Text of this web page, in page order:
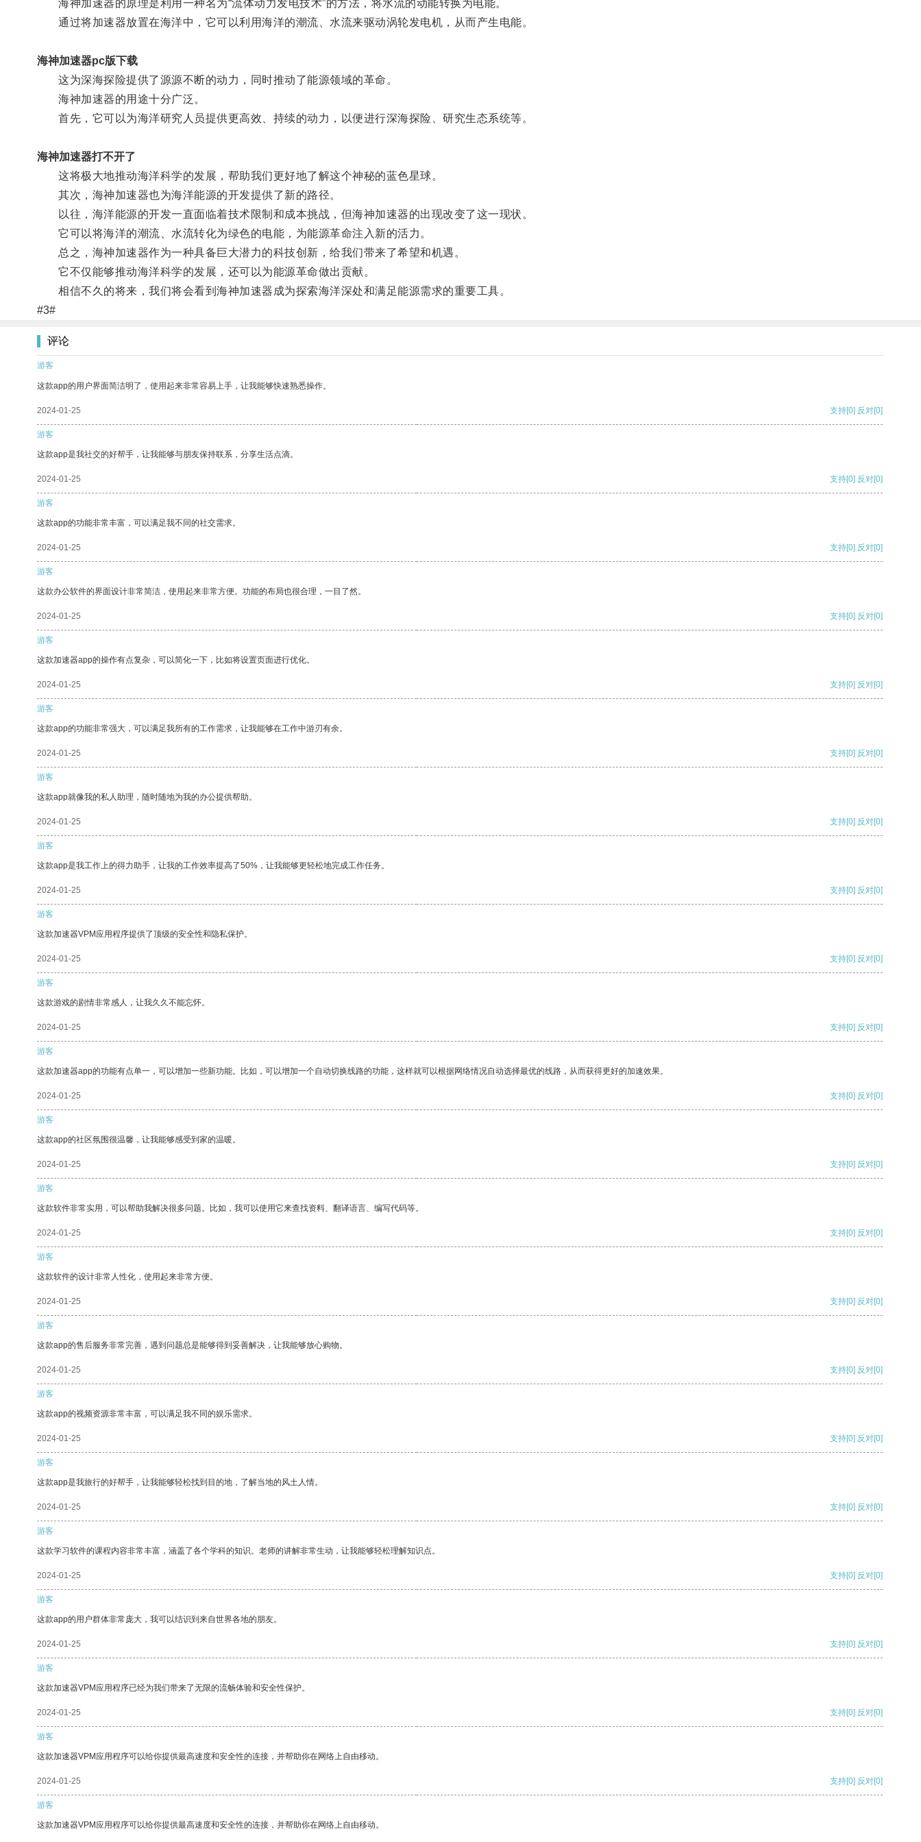
海神加速器的原理是利用一种名为“流体动力发电技术”的方法，将水流的动能转换为电能。
通过将加速器放置在海洋中，它可以利用海洋的潮流、水流来驱动涡轮发电机，从而产生电能。
海神加速器pc版下载
这为深海探险提供了源源不断的动力，同时推动了能源领域的革命。
海神加速器的用途十分广泛。
首先，它可以为海洋研究人员提供更高效、持续的动力，以便进行深海探险、研究生态系统等。
海神加速器打不开了
这将极大地推动海洋科学的发展，帮助我们更好地了解这个神秘的蓝色星球。
其次，海神加速器也为海洋能源的开发提供了新的路径。
以往，海洋能源的开发一直面临着技术限制和成本挑战，但海神加速器的出现改变了这一现状。
它可以将海洋的潮流、水流转化为绿色的电能，为能源革命注入新的活力。
总之，海神加速器作为一种具备巨大潜力的科技创新，给我们带来了希望和机遇。
它不仅能够推动海洋科学的发展，还可以为能源革命做出贡献。
相信不久的将来，我们将会看到海神加速器成为探索海洋深处和满足能源需求的重要工具。
#3#
评论
游客
这款app的用户界面简洁明了，使用起来非常容易上手，让我能够快速熟悉操作。
2024-01-25 支持[0] 反对[0]
游客
这款app是我社交的好帮手，让我能够与朋友保持联系，分享生活点滴。
2024-01-25 支持[0] 反对[0]
游客
这款app的功能非常丰富，可以满足我不同的社交需求。
2024-01-25 支持[0] 反对[0]
游客
这款办公软件的界面设计非常简洁，使用起来非常方便。功能的布局也很合理，一目了然。
2024-01-25 支持[0] 反对[0]
游客
这款加速器app的操作有点复杂，可以简化一下，比如将设置页面进行优化。
2024-01-25 支持[0] 反对[0]
游客
这款app的功能非常强大，可以满足我所有的工作需求，让我能够在工作中游刃有余。
2024-01-25 支持[0] 反对[0]
游客
这款app就像我的私人助理，随时随地为我的办公提供帮助。
2024-01-25 支持[0] 反对[0]
游客
这款app是我工作上的得力助手，让我的工作效率提高了50%，让我能够更轻松地完成工作任务。
2024-01-25 支持[0] 反对[0]
游客
这款加速器VPM应用程序提供了顶级的安全性和隐私保护。
2024-01-25 支持[0] 反对[0]
游客
这款游戏的剧情非常感人，让我久久不能忘怀。
2024-01-25 支持[0] 反对[0]
游客
这款加速器app的功能有点单一，可以增加一些新功能。比如，可以增加一个自动切换线路的功能，这样就可以根据网络情况自动选择最优的线路，从而获得更好的加速效果。
2024-01-25 支持[0] 反对[0]
游客
这款app的社区氛围很温馨，让我能够感受到家的温暖。
2024-01-25 支持[0] 反对[0]
游客
这款软件非常实用，可以帮助我解决很多问题。比如，我可以使用它来查找资料、翻译语言、编写代码等。
2024-01-25 支持[0] 反对[0]
游客
这款软件的设计非常人性化，使用起来非常方便。
2024-01-25 支持[0] 反对[0]
游客
这款app的售后服务非常完善，遇到问题总是能够得到妥善解决，让我能够放心购物。
2024-01-25 支持[0] 反对[0]
游客
这款app的视频资源非常丰富，可以满足我不同的娱乐需求。
2024-01-25 支持[0] 反对[0]
游客
这款app是我旅行的好帮手，让我能够轻松找到目的地，了解当地的风土人情。
2024-01-25 支持[0] 反对[0]
游客
这款学习软件的课程内容非常丰富，涵盖了各个学科的知识。老师的讲解非常生动，让我能够轻松理解知识点。
2024-01-25 支持[0] 反对[0]
游客
这款app的用户群体非常庞大，我可以结识到来自世界各地的朋友。
2024-01-25 支持[0] 反对[0]
游客
这款加速器VPM应用程序已经为我们带来了无限的流畅体验和安全性保护。
2024-01-25 支持[0] 反对[0]
游客
这款加速器VPM应用程序可以给你提供最高速度和安全性的连接，并帮助你在网络上自由移动。
2024-01-25 支持[0] 反对[0]
游客
这款加速器VPM应用程序可以给你提供最高速度和安全性的连接，并帮助你在网络上自由移动。